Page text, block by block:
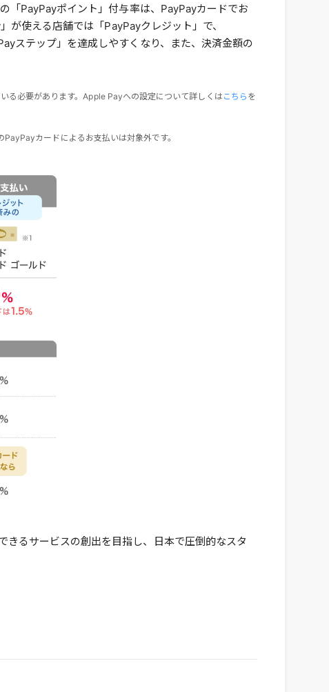
「PayPayポイント」付与率は、PayPayカードでお
使える店舗では「PayPayクレジット」で、
ステップ」を達成しやすくなり、また、決済金額の
る必要があります。Apple Payへの設定について詳しくは こちら を
カードによるお支払いは対象外です。
るサービスの創出を目指し、日本で圧倒的なスタ